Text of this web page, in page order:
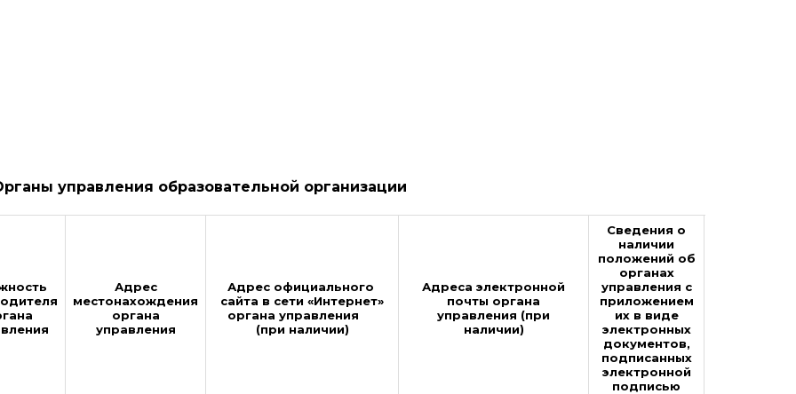
управления образовательной организации
Адрес
местонахождения
органа
управления
Адрес официального
сайта в сети «Интернет»
органа управления
(при наличии)
Адреса электронной
почты органа
управления (при
наличии)
Сведения о
наличии
положений об
органах
управления с
приложением
их в виде
электронных
документов,
подписанных
электронной
подписью